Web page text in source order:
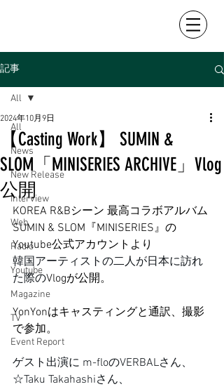
記事
All
News
New Release
Interview
Web
Radio
Youtube
Magazine
TV
Event Report
All
【Casting Work】 SUMIN &
SLOM「MINISERIES ARCHIVE」Vlog
公開
2024年10月9日
KOREA R&Bシーン 最高コラボアルバム
SUMIN & SLOM『MINISERIES』の
Youtube公式アカウントより
韓国アーティストの二人が日本に訪れ
た際のVlogが公開。
YonYonはキャスティングと通訳、撮影
で参加。
ゲスト出演に m-floのVERBALさん、
☆Taku Takahashiさん、